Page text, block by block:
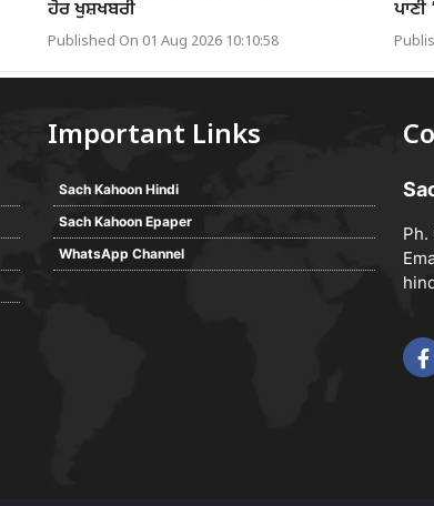
ਹੋਰ ਖੁਸ਼ਖਬਰੀ
Published On 01 Aug 2026 10:10:58
ਪਾਣੀ
Important Links
Sach Kahoon Hindi
Sach Kahoon Epaper
WhatsApp Channel